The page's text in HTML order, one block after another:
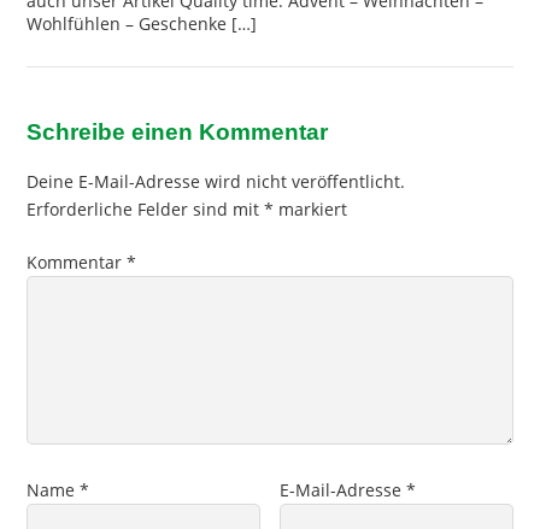
Wohlfühlen – Geschenke […]
Schreibe einen Kommentar
Deine E-Mail-Adresse wird nicht veröffentlicht.
Erforderliche Felder sind mit* markiert
Kommentar*
Name* E-Mail-Adresse*